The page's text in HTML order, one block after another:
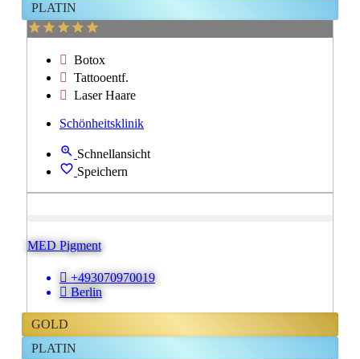
PLATIN
Botox
Tattooentf.
Laser Haare
Schönheitsklinik
Schnellansicht
Speichern
MED Pigment
+493070970019
Berlin
GOLD
PLATIN